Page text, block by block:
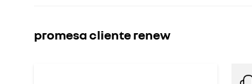
promesa cliente renew